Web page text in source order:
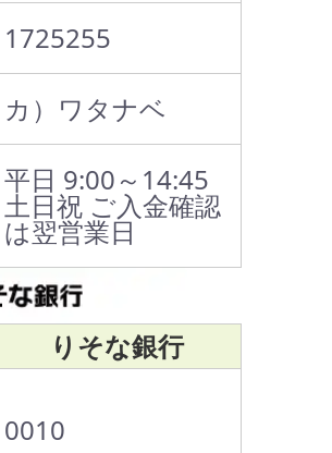
1725255
カ）ワタナベ
平日 9:00～14:45
土日祝 ご入金確認
は翌営業日
りそな銀行
0010